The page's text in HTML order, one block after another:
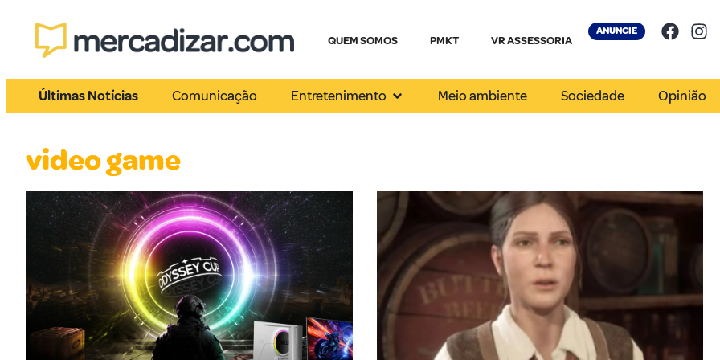
QUEM SOMOS PMKT VR ASSESSORIA
ANUNCIE
Últimas Notícias Comunicação Entretenimento Meio ambiente Sociedade Opinião
video game